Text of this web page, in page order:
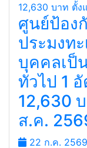
ตำรวจภู
นักเรียน
อัตรา ตั้
2569
1 ส.ค. 2569